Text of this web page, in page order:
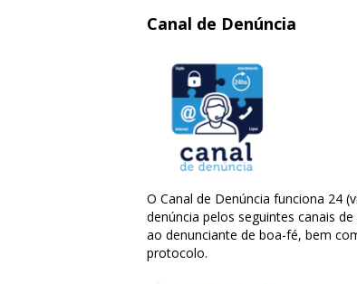
Canal de Denúncia
O Canal de Denúncia funciona 24
denúncia pelos seguintes canais
ao denunciante de boa-fé, bem
protocolo.